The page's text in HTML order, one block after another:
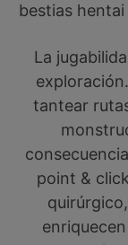
bestias
La
tantear
point &